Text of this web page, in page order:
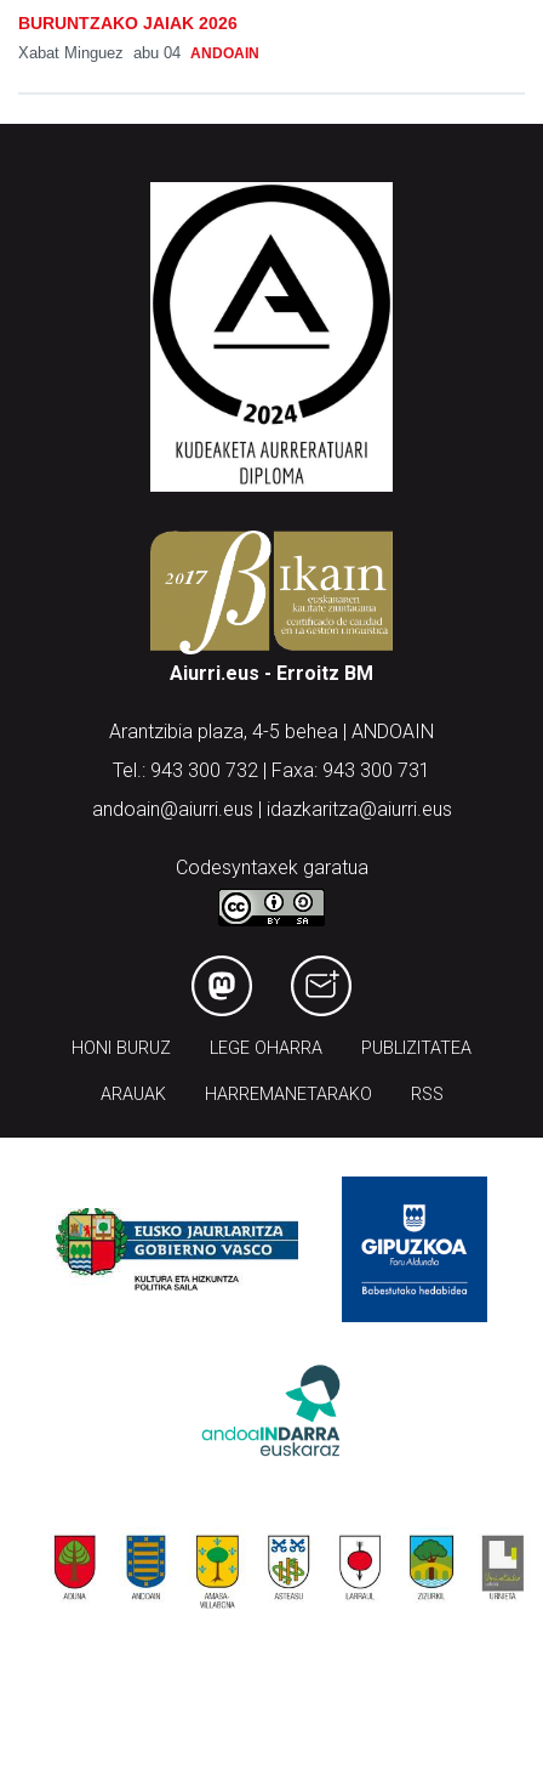
BURUNTZAKO JAIAK 2026
Xabat Minguez abu 04 ANDOAIN
Aiurri.eus - Erroitz BM
Arantzibia plaza, 4-5 behea | ANDOAIN
Tel.: 943 300 732 | Faxa: 943 300 731
andoain@aiurri.eus | idazkaritza@aiurri.eus
Codesyntaxek garatua
HONI BURUZ LEGE OHARRA PUBLIZITATEA
ARAUAK HARREMANETARAKO RSS